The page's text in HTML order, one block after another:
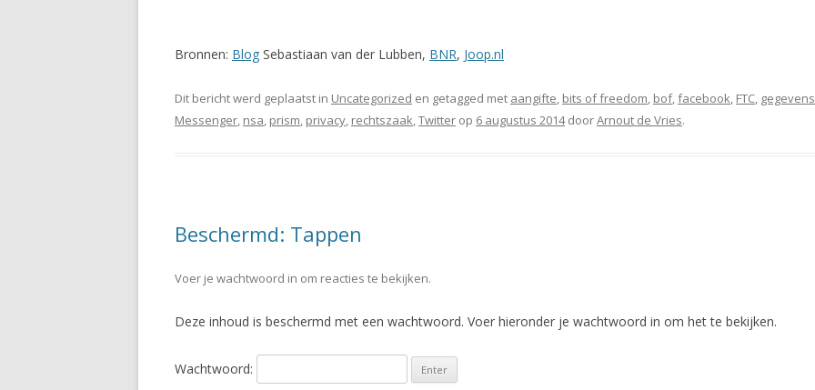
Bronnen: Blog Sebastiaan van der Lubben, BNR, Joop.nl
Dit bericht werd geplaatst in Uncategorized en getagged met aangifte, bits of freedom, bof,facebook, FTC, gegevens
Messenger, nsa, prism, privacy, rechtszaak,Twitter op 6 augustus 2014doorArnout de Vries.
Beschermd: Tappen
Voer je wachtwoord in om reacties te bekijken.
Deze inhoud is beschermd met een wachtwoord. Voer hieronder je wachtwoord in om het te bekijken.
Wachtwoord: